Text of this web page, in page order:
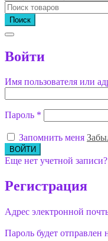
Поиск
Войти
Имя пользователя или
Пароль *
Запомнить меня
Еще нет учетной записи?
Регистрация
Адрес электронной
Пароль будет отправлен